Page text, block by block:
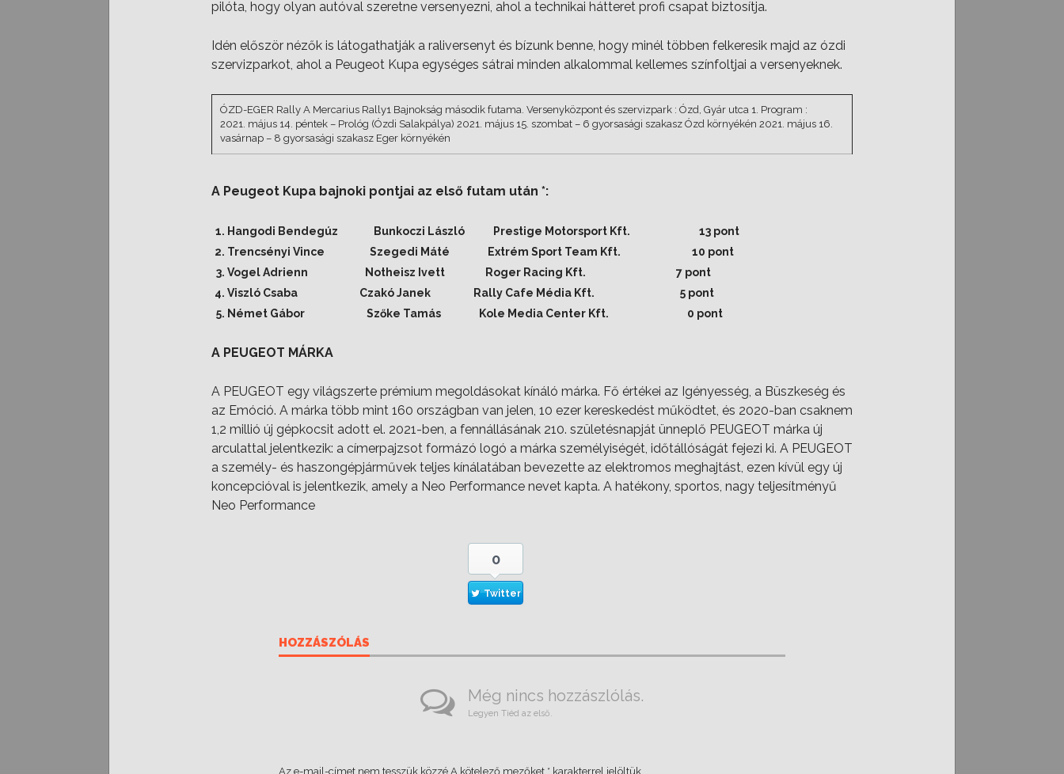
pilóta, hogy olyan autóval szeretne versenyezni, ahol a technikai hátteret profi csapat biztosítja.
Idén először nézők is látogathatják a raliversenyt és bízunk benne, hogy minél többen felkeresik majd az ózdi
szervizparkot, ahol a Peugeot Kupa egységes sátrai minden alkalommal kellemes színfoltjai a versenyeknek.
ÓZD-EGER Rally A Mercarius Rally1 Bajnokság második futama. Versenyközpont és szervizpark : Ózd, Gyár utca 1. Program :
2021. május 14. péntek – Prológ (Ózdi Salakpálya) 2021. május 15. szombat – 6 gyorsasági szakasz Ózd környékén 2021. május 16.
vasárnap – 8 gyorsasági szakasz Eger környékén
A Peugeot Kupa bajnoki pontjai az első futam után *:
Hangodi Bendegúz Bunkoczi László Prestige Motorsport Kft. 13 pont
Trencsényi Vince Szegedi Máté Extrém Sport Team Kft. 10 pont
Vogel Adrienn Notheisz Ivett Roger Racing Kft. 7 pont
Viszló Csaba Czakó Janek Rally Cafe Média Kft. 5 pont
Német Gábor Szőke Tamás Kole Media Center Kft. 0 pont
A PEUGEOT MÁRKA
A PEUGEOT egy világszerte prémium megoldásokat kínáló márka. Fő értékei az Igényesség, a Büszkeség és
az Emóció. A márka több mint 160 országban van jelen, 10 ezer kereskedést működtet, és 2020-ban csaknem
1,2 millió új gépkocsit adott el. 2021-ben, a fennállásának 210. születésnapját ünneplő PEUGEOT márka új
arculattal jelentkezik: a címerpajzsot formázó logó a márka személyiségét, időtállóságát fejezi ki. A PEUGEOT
a személy- és haszongépjárművek teljes kínálatában bevezette az elektromos meghajtást, ezen kívül egy új
koncepcióval is jelentkezik, amely a Neo Performance nevet kapta. A hatékony, sportos, nagy teljesítményű
Neo Performance
0
Twitter
HOZZÁSZÓLÁS
Még nincs hozzászlólás.
Legyen Tiéd az első.
Az e-mail-címet nem tesszük közzé. A kötelező mezőket * karakterrel jelöltük